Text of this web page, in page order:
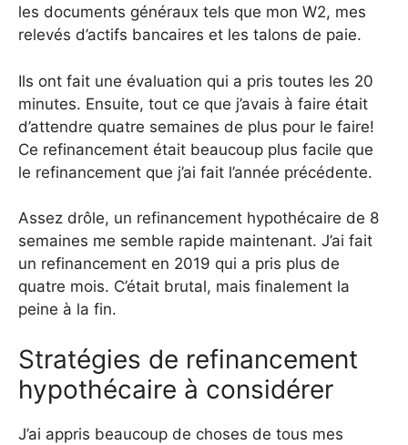
les documents généraux tels que mon W2, mes
relevés d’actifs bancaires et les talons de paie.
Ils ont fait une évaluation qui a pris toutes les 20
minutes. Ensuite, tout ce que j’avais à faire était
d’attendre quatre semaines de plus pour le faire!
Ce refinancement était beaucoup plus facile que
le refinancement que j’ai fait l’année précédente.
Assez drôle, un refinancement hypothécaire de 8
semaines me semble rapide maintenant. J’ai fait
un refinancement en 2019 qui a pris plus de
quatre mois. C’était brutal, mais finalement la
peine à la fin.
Stratégies de refinancement
hypothécaire à considérer
J’ai appris beaucoup de choses de tous mes